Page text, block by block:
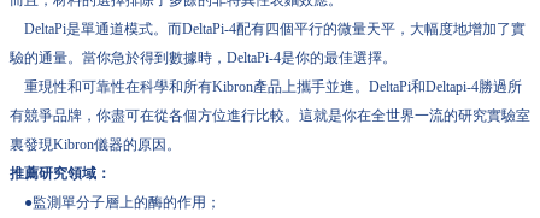
DeltaPi是單通道模式。而DeltaPi-4配有四個平行的微量天平，大幅度地增加了實
驗的通量。當你急於得到數據時，DeltaPi-4是你的最佳選擇。
重現性和可靠性在科學和所有Kibron產品上攜手並進。DeltaPi和Deltapi-4勝過所
有競爭品牌，你盡可在從各個方位進行比較。這就是你在全世界一流的研究實驗室
裏發現Kibron儀器的原因。
推薦研究領域：
●監測單分子層上的酶的作用；